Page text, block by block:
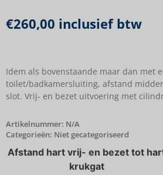
€260,00 inclusief btw
Idem als bovenstaande maar dan met
toilet/badkamersluiting, afstand
slot. Vrij- en bezet uitvoering met
Artikelnummer: N/A
Categorieën: Niet gecategoriseerd
Afstand hart vrij- en bezet tot
krukgat